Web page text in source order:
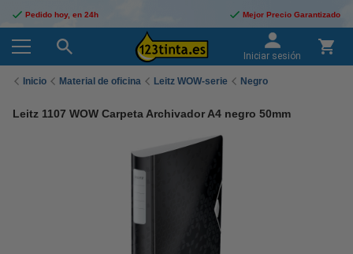
Pedido hoy, en 24h Mejor Precio Garantizado
Iniciar sesión
Inicio Material de oficina Leitz WOW-serie Negro
Leitz 1107 WOW Carpeta Archivador A4 negro 50mm